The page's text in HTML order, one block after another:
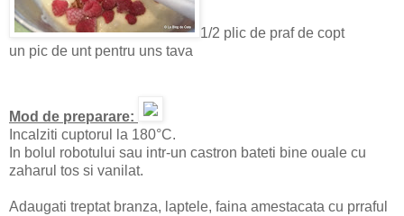
1/2 plic de praf de copt
un pic de unt pentru uns tava
Mod de preparare:
Incalziti cuptorul la 180°C.
In bolul robotului sau intr-un castron bateti bine ouale cu
zaharul tos si vanilat.
Adaugati treptat branza, laptele, faina amestacata cu prraful